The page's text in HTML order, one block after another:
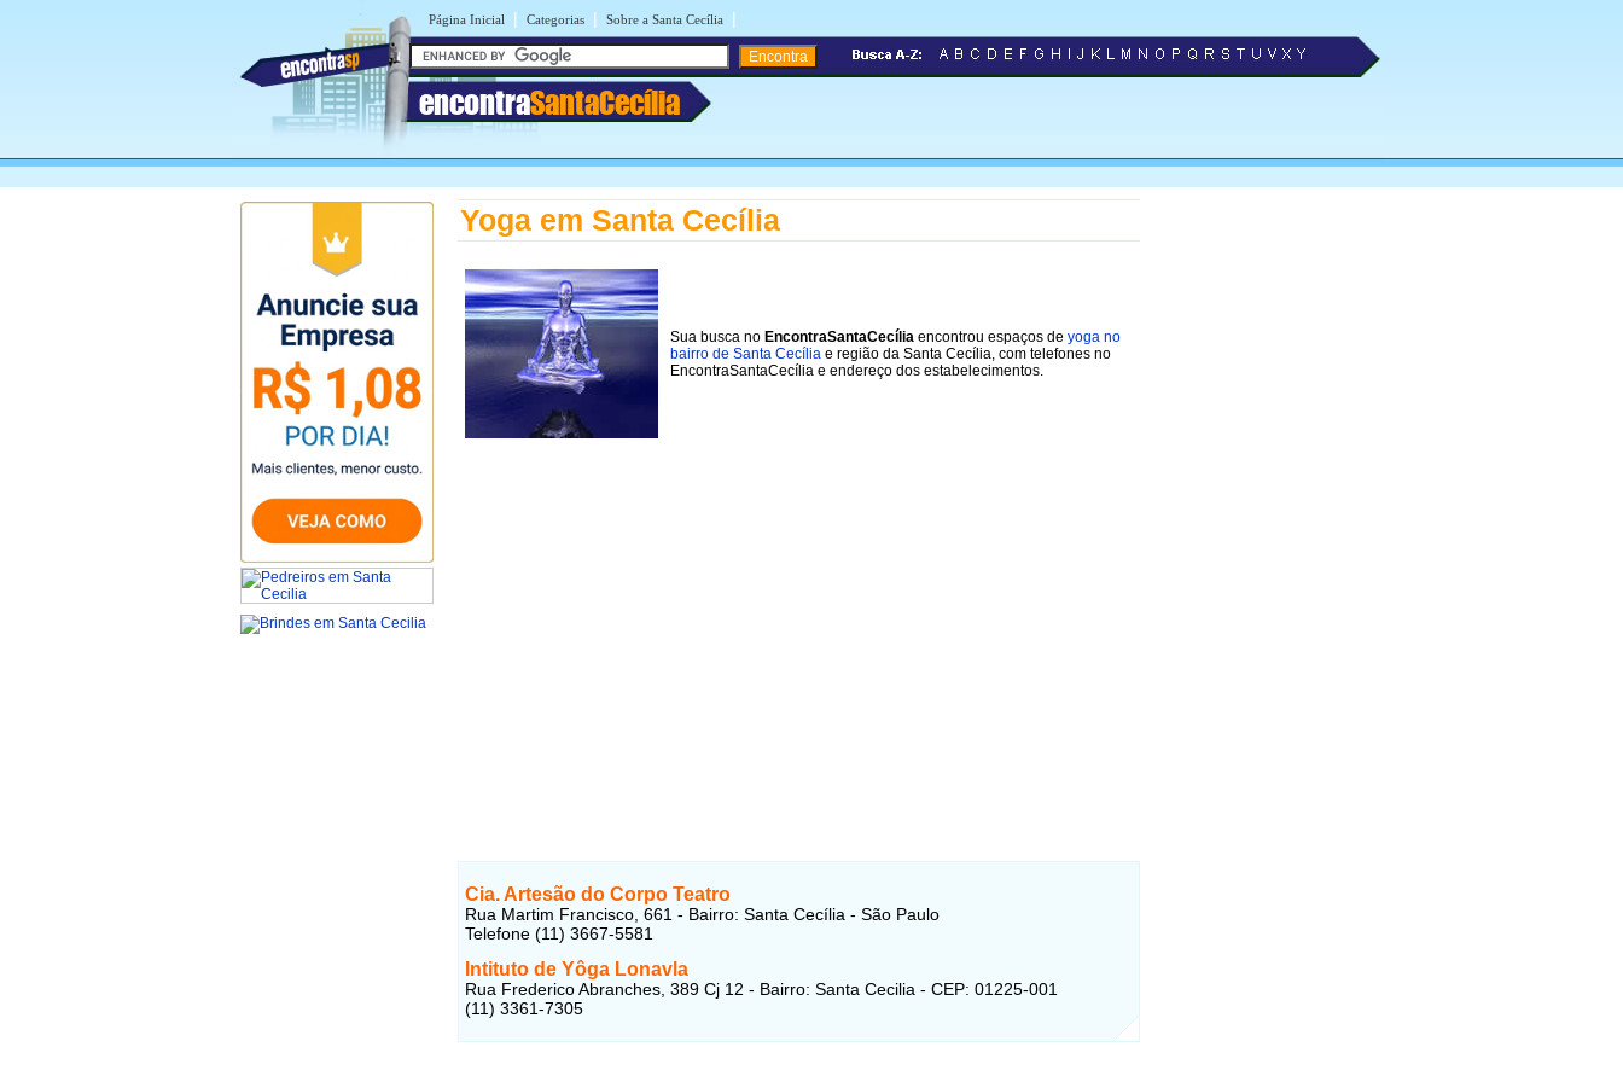
Página Inicial | Categorias | Sobre a Santa Cecília |
encontraSantaCecília
Yoga em Santa Cecília
Sua busca no EncontraSantaCecília encontrou espaços de yoga no
bairro de Santa Cecília e região da Santa Cecília, com telefones no
EncontraSantaCecília e endereço dos estabelecimentos.
Cia. Artesão do Corpo Teatro
Rua Martim Francisco, 661 - Bairro: Santa Cecília - São Paulo
Telefone (11) 3667-5581
Intituto de Yôga Lonavla
Rua Frederico Abranches, 389 Cj 12 - Bairro: Santa Cecilia - CEP: 01225-001
(11) 3361-7305